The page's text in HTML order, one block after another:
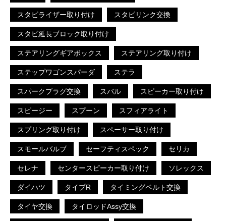
スタビライザー取り付け スタビリンク交換
スタビ延長ブロック取り付け
ステアリングギアボックス ステアリング取り付け
ステップワゴンスパーダ ステラ
スパークプラグ交換 スバル スピーカー取り付け
スピージー スプーン スフィアライト
スプリング取り付け スペーサー取り付け
スモールバルブ セーフティスペック セリカ
セレナ センタースピーカー取り付け ソレックス
ダイハツ タイプR タイミングベルト交換
タイヤ交換 タイロッドAssy交換